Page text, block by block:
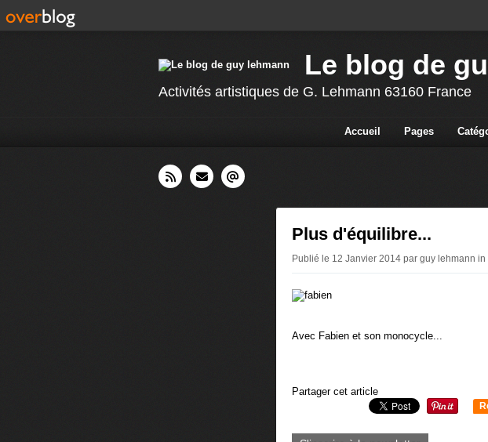
Le blog de
Activités artistiques de G. Lehmann 63160 France
Accueil Pages
Plus d'équilibre...
Publié le 12 Janvier 2014 par guy lehmann in
Avec Fabien et son monocycle...
Partager cet article